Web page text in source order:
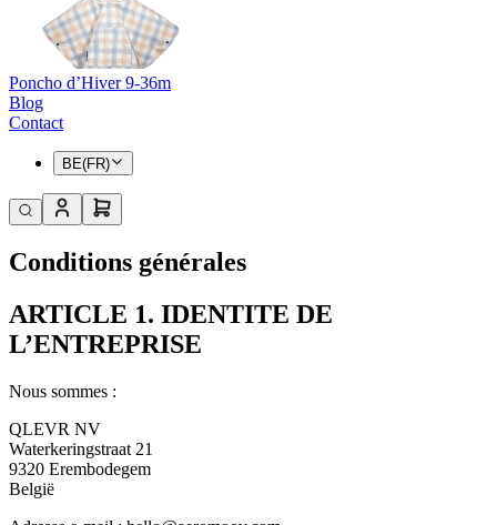
Poncho d’Hiver 9-36m
Blog
Contact
BE(FR)
Conditions générales
ARTICLE 1. IDENTITE DE
L’ENTREPRISE
Nous sommes :
QLEVR NV
Waterkeringstraat 21
9320 Erembodegem
België